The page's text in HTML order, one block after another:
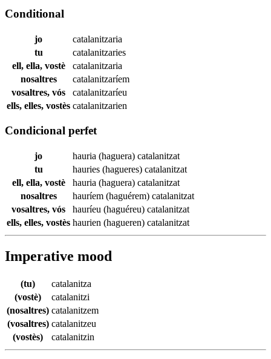
Conditional
jo
catalanitzaria
tu
catalanitzaries
ell, ella, vostè
catalanitzaria
nosaltres
catalanitzaríem
vosaltres, vós
catalanitzaríeu
ells, elles, vostès catalanitzarien
Condicional perfet
jo hauria (haguera) catalanitzat
tu
hauries (hagueres) catalanitzat
ell, ella, vostè
hauria (haguera) catalanitzat
nosaltres
hauríem (haguérem) catalanitzat
vosaltres, vós
hauríeu (haguéreu) catalanitzat
ells, elles, vostès haurien (hagueren) catalanitzat
Imperative mood
(tu)
catalanitza
(vostè)
catalanitzi
(nosaltres) catalanitzem
(vosaltres) catalanitzeu
(vostès)
catalanitzin